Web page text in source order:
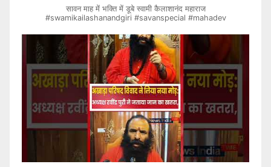
सावन माह में भक्ति में डूबे स्वामी कैलाशानंद महाराज
#swamikailashanandgiri #savanspecial #mahadev